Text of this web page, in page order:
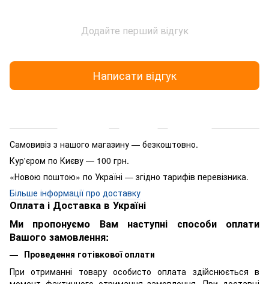
Додайте перший відгук
Написати відгук
Самовивіз з нашого магазину — безкоштовно.
Кур'єром по Києву — 100 грн.
«Новою поштою» по Україні — згідно тарифів перевізника.
Більше інформації про доставку
Оплата і Доставка в Україні
Ми пропонуємо Вам наступні способи оплати
Вашого замовлення:
Проведення готівкової оплати
При отриманні товару особисто оплата здійснюється в